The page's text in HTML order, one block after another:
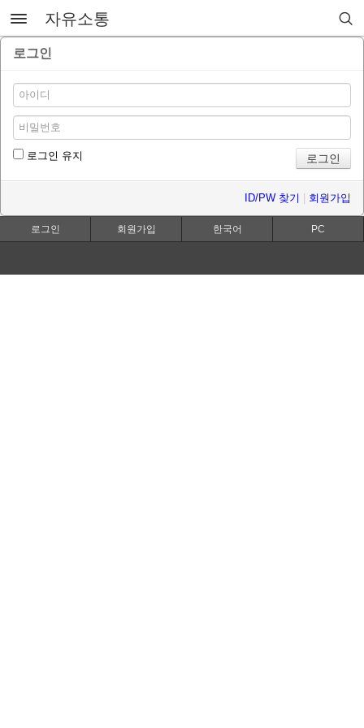
자유소통
로그인
로그인 유지
ID/PW 찾기 회원가입
로그인 회원가입 한국어 PC